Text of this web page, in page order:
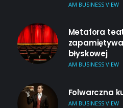
AM BUSINESS VIEW
Metafora
błyskowej
AM BUSINESS VIEW
Folwarczna
AM BUSINESS VIEW